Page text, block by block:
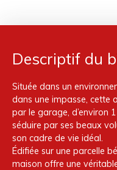
Descriptif du
Située dans un
dans une impasse, cette
par le garage, d’environ
séduire par ses beaux
son cadre de vie idéal.
Édifiée sur une parcelle
maison offre une